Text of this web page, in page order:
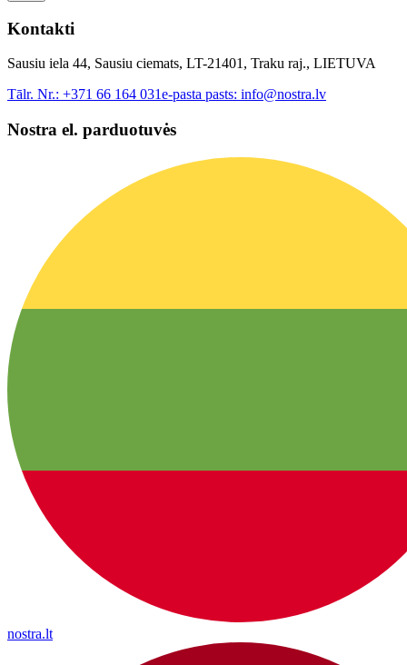
Kontakti
Sausiu iela 44, Sausiu ciemats, LT-21401, Traku raj., LIETUVA
Tālr. Nr.: +371 66 164 031e-pasta pasts: info@nostra.lv
Nostra el. parduotuvės
nostra.lt